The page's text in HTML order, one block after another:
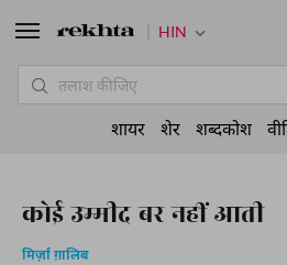
कोई उम्मीद बर नहीं आती
मिर्ज़ा ग़ालिब
HIN
शायर शेर शब्दकोश